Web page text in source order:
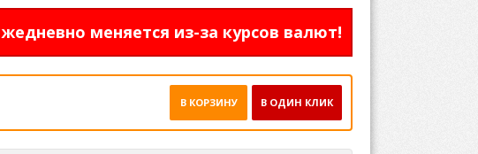
меняется из-за курсов валют!
В ОДИН КЛИК
В КОРЗИНУ